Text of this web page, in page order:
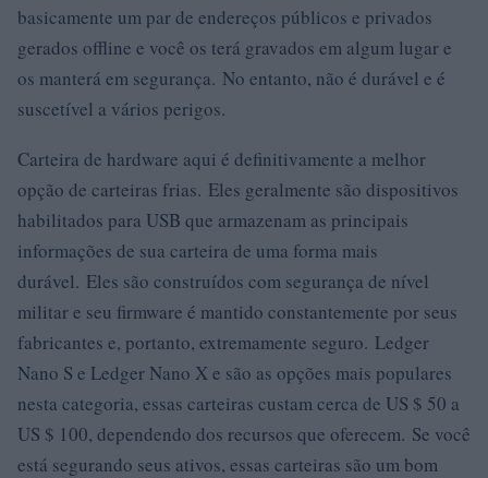
basicamente um par de endereços públicos e privados
gerados offline e você os terá gravados em algum lugar e
os manterá em segurança. No entanto, não é durável e é
suscetível a vários perigos.
Carteira de hardware aqui é definitivamente a melhor
opção de carteiras frias. Eles geralmente são dispositivos
habilitados para USB que armazenam as principais
informações de sua carteira de uma forma mais
durável. Eles são construídos com segurança de nível
militar e seu firmware é mantido constantemente por seus
fabricantes e, portanto, extremamente seguro. Ledger
Nano S e Ledger Nano X e são as opções mais populares
nesta categoria, essas carteiras custam cerca de US $ 50 a
US $ 100, dependendo dos recursos que oferecem. Se você
está segurando seus ativos, essas carteiras são um bom